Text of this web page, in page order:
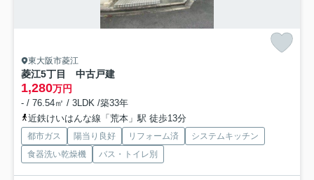
東大阪市菱江
菱江5丁目 中古戸建
1,280万円
- / 76.54㎡ / 3LDK /築33年
近鉄けいはんな線「荒本」駅 徒歩13分
都市ガス 陽当り良好 リフォーム済
システムキッチン
食器洗い乾燥機
バス・トイレ別